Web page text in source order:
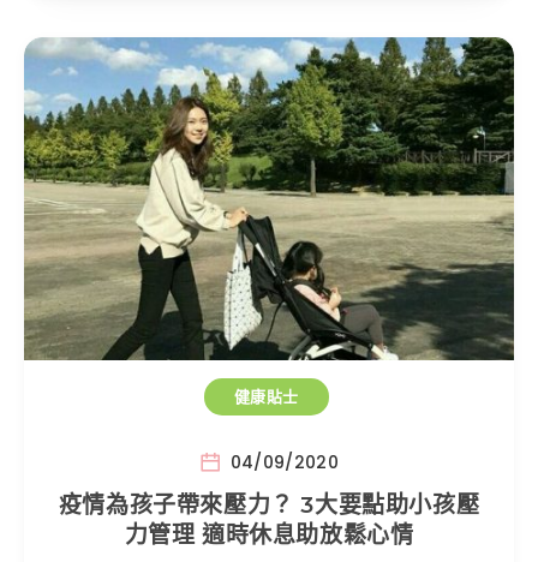
健康貼士
04/09/2020
疫情為孩子帶來壓力？ 3大要點助小孩壓
力管理 適時休息助放鬆心情